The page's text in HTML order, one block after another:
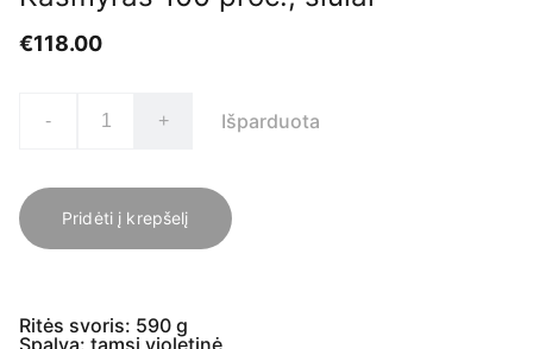
€118.00
- + Išparduota
Pridėti į krepšelį
Ritės svoris: 590 g
Spalva: tamsi violetinė